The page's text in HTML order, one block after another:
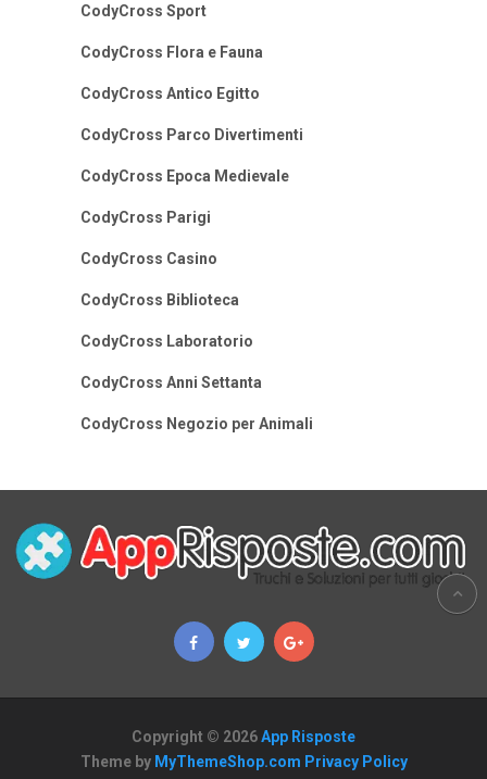
CodyCross Sport
CodyCross Flora e Fauna
CodyCross Antico Egitto
CodyCross Parco Divertimenti
CodyCross Epoca Medievale
CodyCross Parigi
CodyCross Casino
CodyCross Biblioteca
CodyCross Laboratorio
CodyCross Anni Settanta
CodyCross Negozio per Animali
Copyright © 2026App Risposte
Theme by MyThemeShop.com Privacy Policy